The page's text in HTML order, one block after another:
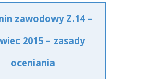
zawodowy Z.14 –
2015 – zasady
oceniania